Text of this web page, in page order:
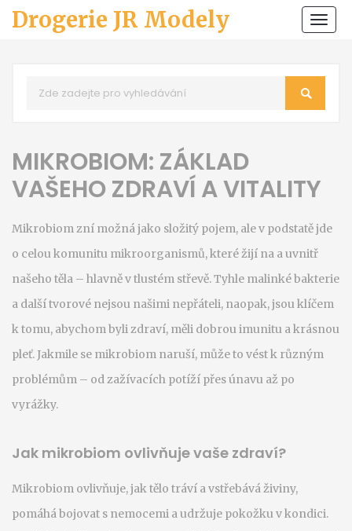
Drogerie JR Modely
MIKROBIOM: ZÁKLAD
VAŠEHO ZDRAVÍ A VITALITY
Mikrobiom zní možná jako složitý pojem, ale v podstatě jde
o celou komunitu mikroorganismů, které žijí na a uvnitř
našeho těla – hlavně v tlustém střevě. Tyhle malinké bakterie
a další tvorové nejsou našimi nepřáteli, naopak, jsou klíčem
k tomu, abychom byli zdraví, měli dobrou imunitu a krásnou
pleť. Jakmile se mikrobiom naruší, může to vést k různým
problémům – od zažívacích potíží přes únavu až po
vyrážky.
Jak mikrobiom ovlivňuje vaše zdraví?
Mikrobiom ovlivňuje, jak tělo tráví a vstřebává živiny,
pomáhá bojovat s nemocemi a udržuje pokožku v kondici.